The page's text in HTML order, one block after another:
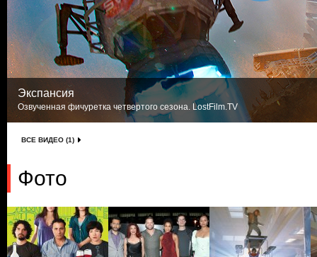
Экспансия
Озвученная фичуретка четвертого сезона. LostFilm.TV
ВСЕ ВИДЕО (1)
Фото